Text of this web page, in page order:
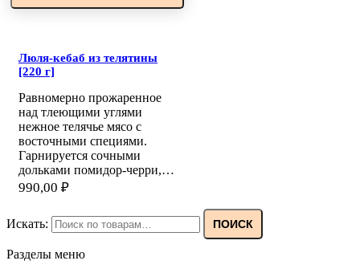
Люля-кебаб из телятины
[220 г]
Равномерно прожаренное
над тлеющими углями
нежное телячье мясо с
восточными специями.
Гарнируется сочными
дольками помидор-черри,…
990,00 ₽
Искать: ПОИСК
Разделы меню